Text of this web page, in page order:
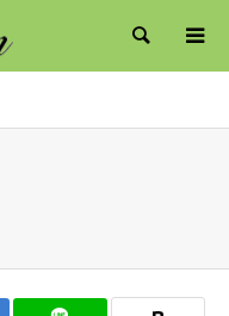
検索